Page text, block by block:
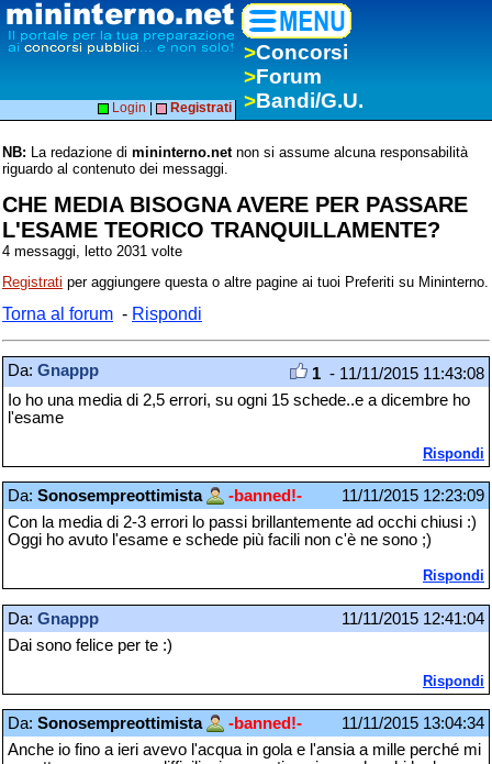
>Concorsi
>Forum
>Bandi/G.U.
Login Registrati
NB: La redazione di mininterno.netnon si assume alcuna responsabilità
riguardo al contenuto dei messaggi.
CHE MEDIA BISOGNA AVERE PER PASSARE
L'ESAME TEORICO TRANQUILLAMENTE?
4 messaggi, letto 2031 volte
Registrati per aggiungere questa o altre pagine ai tuoi Preferiti su Mininterno.
Torna al forum - Rispondi
Da: Gnappp 1 - 11/11/2015 11:43:08
Io ho una media di 2,5 errori, su ogni 15 schede..e a dicembre ho
l'esame
Rispondi
Da: Sonosempreottimista -banned!-
11/11/2015 12:23:09
Con la media di 2-3 errori lo passi brillantemente ad occhi chiusi :)
Oggi ho avuto l'esame e schede più facili non c'è ne sono ;)
Rispondi
Da: Gnappp
11/11/2015 12:41:04
Dai sono felice per te :)
Rispondi
Da: Sonosempreottimista -banned!-
11/11/2015 13:04:34
Anche io fino a ieri avevo l'acqua in gola e l'ansia a mille perché mi